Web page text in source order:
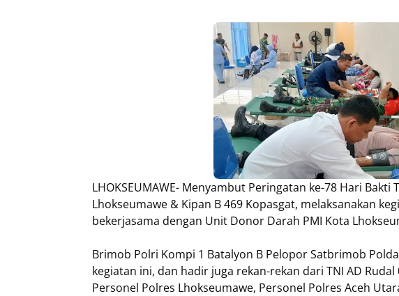
LHOKSEUMAWE- Menyambut Peringatan ke-78 Hari Bakti
Lhokseumawe & Kipan B 469 Kopasgat, melaksanakan
bekerjasama dengan Unit Donor Darah PMI Kota
Brimob Polri Kompi 1 Batalyon B Pelopor Satbrimob
kegiatan ini, dan hadir juga rekan-rekan dari TNI AD Rudal
Personel Polres Lhokseumawe, Personel Polres Aceh